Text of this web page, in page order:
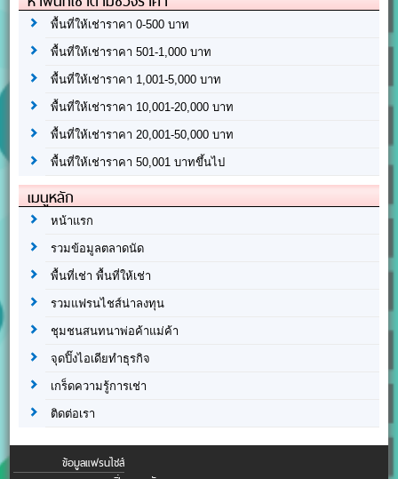
พื้นที่ให้เช่าราคา 0-500 บาท
พื้นที่ให้เช่าราคา 501-1,000 บาท
พื้นที่ให้เช่าราคา 1,001-5,000 บาท
พื้นที่ให้เช่าราคา 10,001-20,000 บาท
พื้นที่ให้เช่าราคา 20,001-50,000 บาท
พื้นที่ให้เช่าราคา 50,001 บาทขึ้นไป
เมนูหลัก
หน้าแรก
รวมข้อมูลตลาดนัด
พื้นที่เช่า พื้นที่ให้เช่า
รวมแฟรนไชส์น่าลงทุน
ชุมชนสนทนาพ่อค้าแม่ค้า
จุดปิ๊งไอเดียทำธุรกิจ
เกร็ดความรู้การเช่า
ติดต่อเรา
ข้อมูลแฟรนไชส์